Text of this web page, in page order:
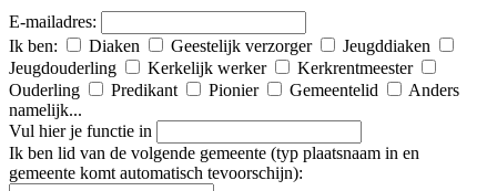
E-mailadres:
Ik ben:
Diaken Geestelijk verzorger
Jeugddiaken
Jeugdouderling
Kerkelijk werker
Kerkrentmeester
Ouderling
Predikant Pionier Gemeentelid
Anders
namelijk...
Vul hier je functie in
Ik ben lid van de volgende gemeente (typ plaatsnaam in en
gemeente komt automatisch tevoorschijn):